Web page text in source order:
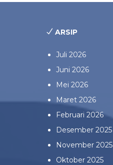
ARSIP
Juli 2026
Juni 2026
Mei 2026
Maret 2026
Februari 2026
Desember 2025
November 2025
Oktober 2025